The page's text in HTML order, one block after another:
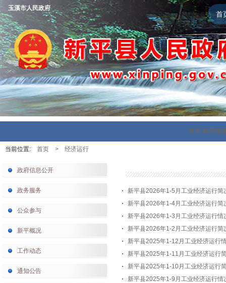
首
玉溪市人民政府
首页 政府信
当前位置: 首页 > 经济运行
政府信息公开
政务服务
公众参与
新平概况
工作动态
通知公告
新平县2026年1-5月工业经济运行简
新平县2026年1-4月工业经济运行简
新平县2026年1-3月工业经济运行情
新平县2026年1-2月工业经济运行简
新平县2025年1-12月工业经济运行
新平县2025年1-11月工业经济运行
新平县2025年1-10月工业经济运行
新平县2025年1-9月工业经济运行情